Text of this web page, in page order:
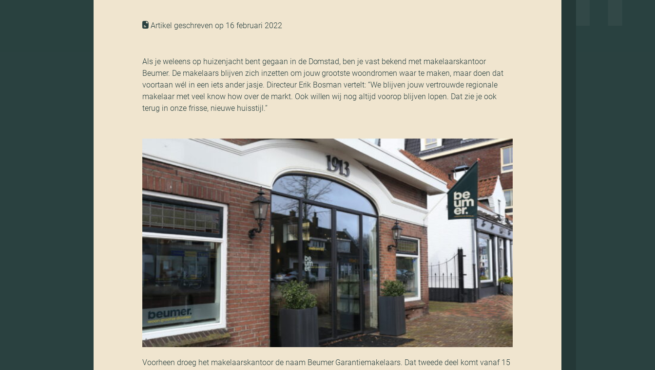
Artikel geschreven op 16 februari 2022
Als je weleens op huizenjacht bent gegaan in de Domstad, ben je vast bekend met makelaarskantoor
Beumer. De makelaars blijven zich inzetten om jouw grootste woondromen waar te maken, maar doen dat
voortaan wél in een iets ander jasje. Directeur Erik Bosman vertelt: “We blijven jouw vertrouwde regionale
makelaar met veel know how over de markt. Ook willen wij nog altijd voorop blijven lopen. Dat zie je ook
terug in onze frisse, nieuwe huisstijl.”
Voorheen droeg het makelaarskantoor de naam Beumer Garantiemakelaars. Dat tweede deel komt vanaf 15